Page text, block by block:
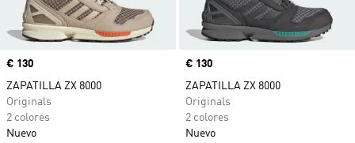
Precio
€ 130
ZAPATILLA ZX 8000
Originals
2 colores
Nuevo
Precio
€ 130
ZAPATILLA ZX 8000
Originals
2 colores
Nuevo